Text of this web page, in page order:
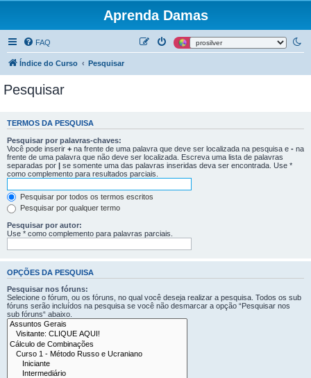
Aprenda Damas
FAQ
Índice do Curso Pesquisar
Pesquisar
TERMOS DA PESQUISA
Pesquisar por palavras-chaves:
Você pode inserir + na frente de uma palavra que deve ser localizada na pesquisa e - na
frente de uma palavra que não deve ser localizada. Escreva uma lista de palavras
separadas por | se somente uma das palavras inseridas deva ser encontrada. Use *
como complemento para resultados parciais.
Pesquisar por todos os termos escritos
Pesquisar por qualquer termo
Pesquisar por autor:
Use * como complemento para palavras parciais.
OPÇÕES DA PESQUISA
Pesquisar nos fóruns:
Selecione o fórum, ou os fóruns, no qual você deseja realizar a pesquisa. Todos os sub
fóruns serão incluídos na pesquisa se você não desmarcar a opção “Pesquisar nos
sub fóruns“ abaixo.